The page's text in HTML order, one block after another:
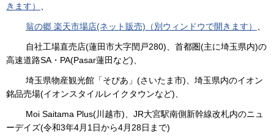
きます）
翁の郷 楽天市場店(ネット販売)（別ウィンドウで開きます）
自社工場直売店(蓮田市大字閏戸280)、首都圏(主に埼玉県内)の
高速道路SA・PA(Pasar蓮田など)、
埼玉県物産観光館「そぴあ」(さいたま市)、埼玉県内のイオン
銘品売場(イオンスタイルレイクタウンなど)、
Moi Saitama Plus(川越市)、JR大宮駅南側新幹線改札内のニュ
ーデイズ(令和3年4月1日から4月28日まで)